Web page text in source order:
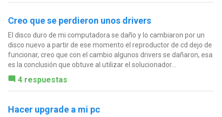
Creo que se perdieron unos drivers
El disco duro de mi computadora se daño y lo cambiaron por un
disco nuevo a partir de ese momento el reproductor de cd dejo de
funcionar, creo que con el cambio algunos drivers se dañaron, esa
es la conclusión que obtuve al utilizar el solucionador...
4 respuestas
Hacer upgrade a mi pc